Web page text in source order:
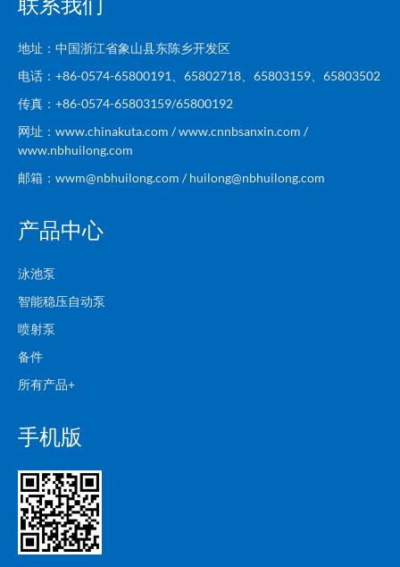
地址：中国浙江省象山县东陈乡开发区
电话：+86-0574-65800191、65802718、65803159、65803502
传真：+86-0574-65803159/65800192
网址：www.chinakuta.com / www.cnnbsanxin.com /
www.nbhuilong.com
邮箱：wwm@nbhuilong.com / huilong@nbhuilong.com
产品中心
泳池泵
智能稳压自动泵
喷射泵
备件
所有产品+
手机版